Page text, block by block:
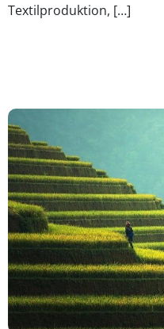
Textilproduktion, […]